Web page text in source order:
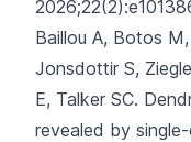
Baillou A, Botos
Jonsdottir S,
E, Talker SC.
revealed by